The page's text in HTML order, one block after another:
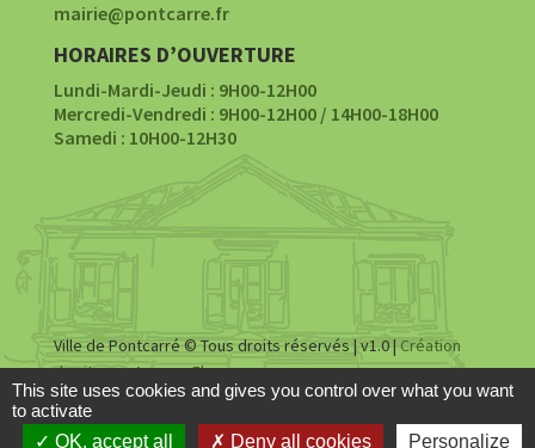
mairie@pontcarre.fr
HORAIRES D’OUVERTURE
Lundi-Mardi-Jeudi : 9H00-12H00
Mercredi-Vendredi : 9H00-12H00 / 14H00-18H00
Samedi : 10H00-12H30
Ville de Pontcarré © Tous droits réservés | v1.0 | Création
du site par Agence Fluence
Accessibilité| Mentions légales Politique de
This site uses cookies and gives you control over what you want
to activate
OK, accept all
Deny all cookies Personalize